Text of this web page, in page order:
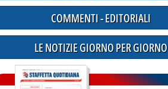
COMMENTI - EDITORIALI
LE NOTIZIE GIORNO PER GIORNO